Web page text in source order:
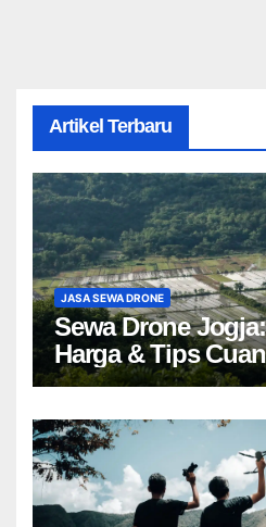
Artikel Terbaru
JASA SEWA DRONE
Sewa Drone
Harga & Tips